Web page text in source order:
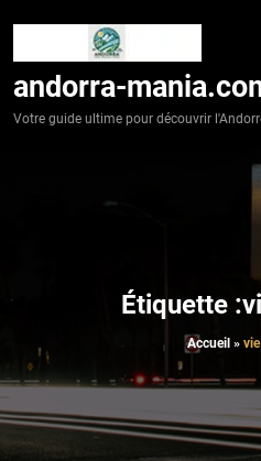
andorra-
Votre guide ultime pour découvrir
Étiquette
Accueil »